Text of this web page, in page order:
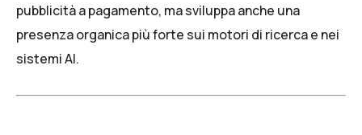
pubblicità a pagamento, ma sviluppa anche una
presenza organica più forte sui motori di ricerca e nei
sistemi AI.